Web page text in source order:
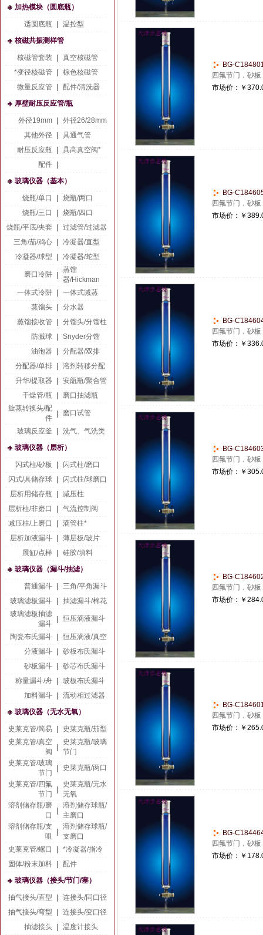
加热模块（圆底瓶）
适圆底瓶
温控型
核磁共振测样管
核磁管套装
真空核磁管
*变径核磁管
棕色核磁管
微量反应管
配件/清洗器
厚壁耐压反应管/瓶
外径19mm
外径26/28mm
其他外径
具通气管
耐压反应瓶
具高真空阀*
配件
玻璃仪器（基本）
烧瓶/单口
烧瓶/两口
烧瓶/三口
烧瓶/四口
烧瓶/平底/夹套
过滤管/过滤器
三角/茄/鸡心
冷凝器/直型
冷凝器/球型
冷凝器/蛇型
磨口冷阱
蒸馏
器/Hickman
一体式冷阱
一体式减蒸
蒸馏头
分水器
蒸馏接收管
分馏头/分馏柱
防溅球
Snyder分馏
油泡器
分配器/双排
分配器/单排
溶剂转移分配
升华/提取器
安瓿瓶/聚合管
干燥管/瓶
磨口抽滤瓶
旋蒸转换头/配
件
磨口试管
玻璃反应釜
洗气、气洗类
玻璃仪器（层析）
闪式柱/砂板
闪式柱/磨口
闪式/具储存球
闪式柱/球磨口
层析用储存瓶
减压柱
层析柱/非磨口
气流控制阀
减压柱/上磨口
滴管柱*
层析加液漏斗
薄层板/玻片
展缸/点样
硅胶/填料
玻璃仪器（漏斗/抽滤）
普通漏斗
三角/平角漏斗
玻璃滤板漏斗
抽滤漏斗/棉花
玻璃滤板抽滤
漏斗
恒压滴液漏斗
陶瓷布氏漏斗
恒压滴液/真空
分液漏斗
砂板布氏漏斗
砂板漏斗
砂芯布氏漏斗
称量漏斗/舟
玻板布氏漏斗
加料漏斗
流动相过滤器
玻璃仪器（无水无氧）
史莱克管/简易
史莱克瓶/茄型
史莱克管/真空
阀
史莱克瓶/玻璃
节门
史莱克管/玻璃
节门
史莱克瓶/两口
史莱克管/四氟
节门
史莱克瓶/无水
无氧
溶剂储存瓶/磨
口
溶剂储存球瓶/
主磨口
溶剂储存瓶/支
咀
溶剂储存球瓶/
支磨口
史莱克管/螺口
*冷凝器/指冷
固体/粉末加料
配件
玻璃仪器（接头/节门/塞）
抽气接头/直型
连接头/同口径
抽气接头/弯型
连接头/变口径
抽滤接头
温度计接头
BG-
四氟节门，砂
市场价： ￥
BG-
四氟节门，砂
市场价： ￥
BG-
四氟节门，砂
市场价： ￥
BG-
四氟节门，砂
市场价： ￥
BG-
四氟节门，砂
市场价： ￥
BG-
四氟节门，砂
市场价： ￥
BG-
四氟节门，砂
市场价： ￥